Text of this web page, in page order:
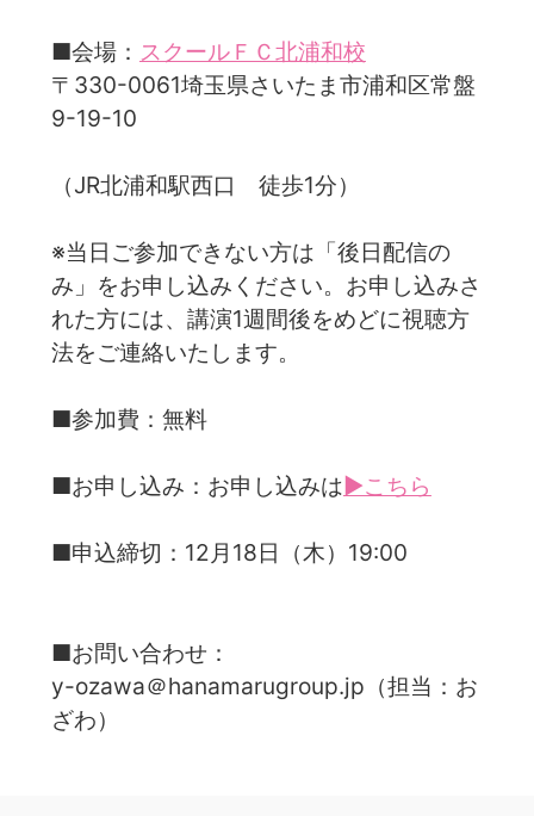
■会場： スクールＦＣ北浦和校
〒330-0061埼玉県さいたま市浦和区常盤
9-19-10
（JR北浦和駅西口 徒歩1分）
※当日ご参加できない方は「後日配信の
み」をお申し込みください。お申し込みさ
れた方には、講演1週間後をめどに視聴方
法をご連絡いたします。
■参加費：無料
■お申し込み：お申し込みは▶こちら
■申込締切：12月18日（木）19:00
■お問い合わせ：
y-ozawa＠hanamarugroup.jp（担当：お
ざわ）